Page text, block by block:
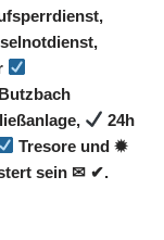
24h
Tresore und ✹
sein ✉ ✔.